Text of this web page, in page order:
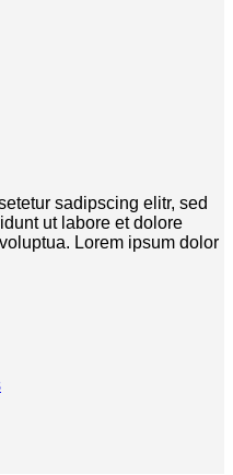
sadipscing elitr, sed
ut labore et dolore
Lorem ipsum dolor